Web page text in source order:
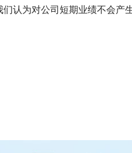
认为对公司短期业绩不会